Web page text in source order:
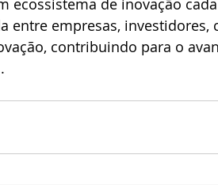
ecossistema de inovação
entre empresas,
contribuindo para o